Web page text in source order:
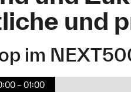
und
im
– 01:00